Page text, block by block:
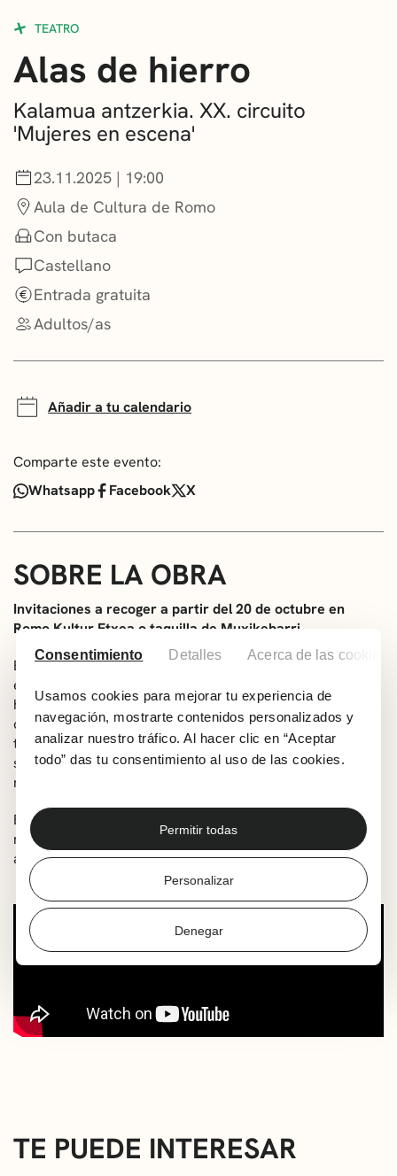
Consentimiento Detalles Acerca de las cookies
Usamos cookies para mejorar tu experiencia de
navegación, mostrarte contenidos personalizados y
analizar nuestro tráfico. Al hacer clic en “Aceptar
todo” das tu consentimiento al uso de las cookies.
Permitir todas
Personalizar
Denegar
CONVOCATORIAS
NOTICIAS
GETXO KULTURA
ASOCIACIONES CULTURALES
TEATRO
Alas de hierro
Kalamua antzerkia. XX. circuito
'Mujeres en escena'
23.11.2025 | 19:00
Aula de Cultura de Romo
Con butaca
Castellano
Entrada gratuita
Adultos/as
Añadir a tu calendario
Comparte este evento:
Whatsapp
Facebook X
SOBRE LA OBRA
Invitaciones a recoger a partir del 20 de octubre en
Romo Kultur Etxea o taquilla de Muxikebarri.
En las entrañas de la tierra minera, donde el polvo
ennegrece el aire y el hierro marca el ritmo de la vida,
hubo mujeres que nunca bajaron al pozo… pero cargaron
con su peso. Ellas, invisibles en los relatos oficiales,
tejieron hogares dignos entre la escasez, empujaron a
sus hijas e hijos hacia la escuela y sostuvieron, con
manos callosas, la esperanza de un futuro distinto.
Esta historia rescata su memoria. Porque también en la
mina hubo alas —de hierro, sí—, pero dispuestas a
alzarse.
TE PUEDE INTERESAR